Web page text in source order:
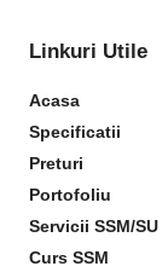
Linkuri Utile
Acasa
Specificatii
Preturi
Portofoliu
Servicii SSM/SU
Curs SSM